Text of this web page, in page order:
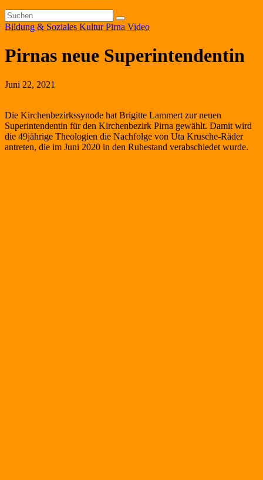
Bildung & Soziales KulturPirna Video
Pirnas neue Superintendentin
Juni 22, 2021
Die Kirchenbezirkssynode hat Brigitte Lammert zur neuen
Superintendentin für den Kirchenbezirk Pirna gewählt. Damit wird
die 49jährige Theologien die Nachfolge von Uta Krusche-Räder
antreten, die im Juni 2020 in den Ruhestand verabschiedet wurde.